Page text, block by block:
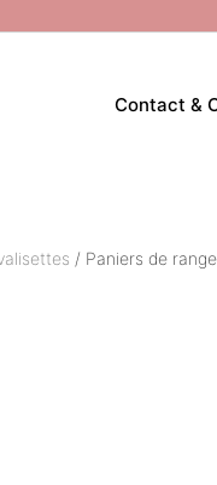
Contact &
/ Paniers de